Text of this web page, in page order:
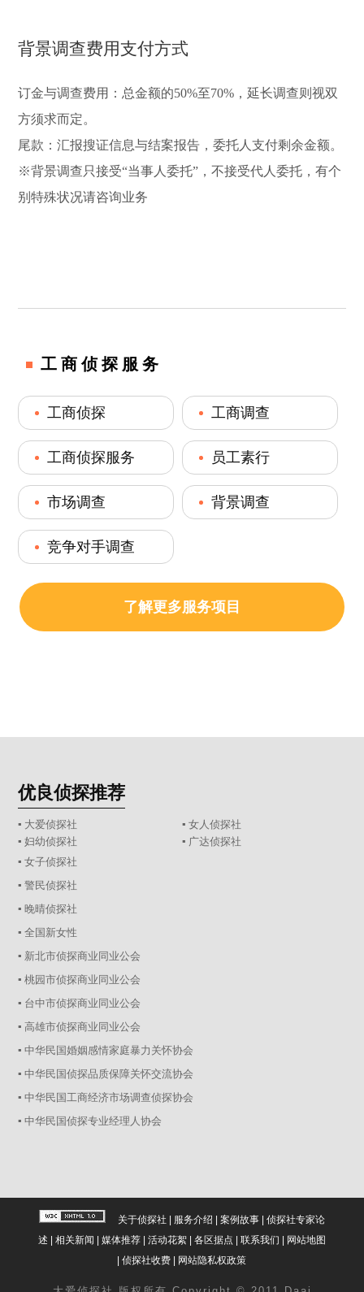
背景调查费用支付方式
订金与调查费用：总金额的50%至70%，延长调查则视双
方须求而定。
尾款：汇报搜证信息与结案报告，委托人支付剩余金额。
※背景调查只接受“当事人委托”，不接受代人委托，有个
别特殊状况请咨询业务
工商侦探服务
工商侦探 工商调查
工商侦探服务 员工素行
市场调查 背景调查
竞争对手调查
了解更多服务项目
优良侦探推荐
▪ 大爱侦探社
▪ 女人侦探社
▪ 妇幼侦探社
▪ 广达侦探社
▪ 女子侦探社
▪ 警民侦探社
▪ 晚晴侦探社
▪ 全国新女性
▪ 新北市侦探商业同业公会
▪ 桃园市侦探商业同业公会
▪ 台中市侦探商业同业公会
▪ 高雄市侦探商业同业公会
▪ 中华民国婚姻感情家庭暴力关怀协会
▪ 中华民国侦探品质保障关怀交流协会
▪ 中华民国工商经济市场调查侦探协会
▪ 中华民国侦探专业经理人协会
关于侦探社 | 服务介绍 | 案例故事| 侦探社专家论
述 | 相关新闻 | 媒体推荐| 活动花絮| 各区据点 | 联系我们 | 网站地图
|侦探社收费 | 网站隐私权政策